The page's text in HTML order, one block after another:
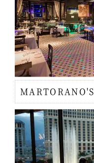
MARTORANO'S